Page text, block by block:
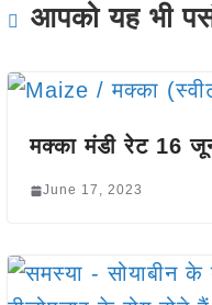
आपको यह भी
मक्का मंडी रेट 16
June 17, 2023